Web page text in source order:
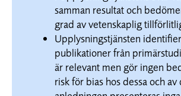
samman resultat och
grad av vetenskaplig
Upplysningstjänsten
publikationer från
är relevant men gör ingen
risk för bias hos dessa och av